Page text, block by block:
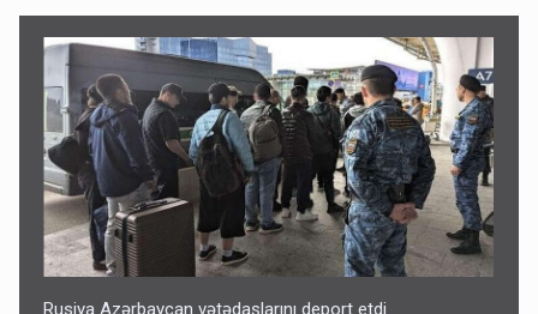
Rusiya Azərbaycan vətədaşlarını deport etdi